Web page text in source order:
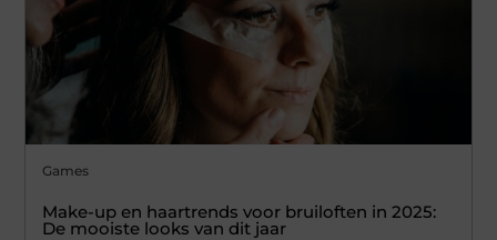
Games
Make-up en haartrends voor bruiloften in 2025:
De mooiste looks van dit jaar